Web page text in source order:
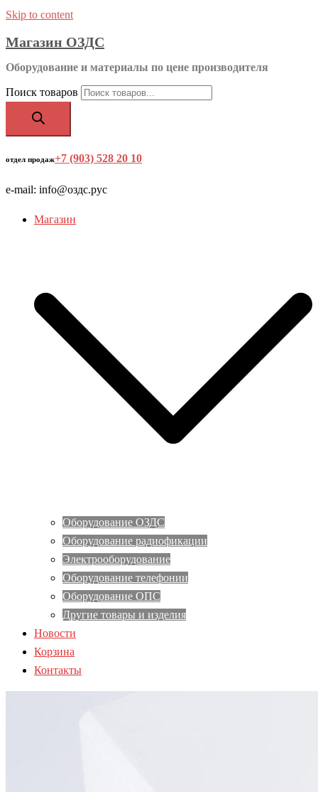
Skip to content
Магазин ОЗДС
Оборудование и материалы по цене производителя
Поиск товаров
отдел продаж+7 (903) 528 20 10
e-mail: info@оздс.рус
Магазин
Оборудование ОЗДС
Оборудование радиофикации
Электрооборудование
Оборудование телефонии
Оборудование ОПС
Другие товары и изделия
Новости
Корзина
Контакты